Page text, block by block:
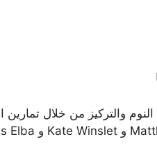
والتركيز من خلال